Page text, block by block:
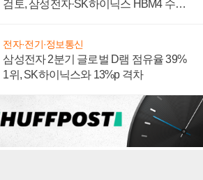
검토, 삼성전자·SK하이닉스 HBM4 수율
전자·전기·정보통신
삼성전자 2분기 글로벌 D램 점유율 39%
1위, SK하이닉스와 13%p 격차